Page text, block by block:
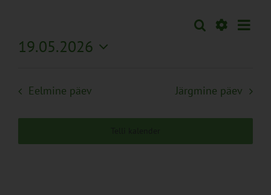
Sündmused
Navigation
Otsi Päev
19.05.2026
Eelmine päev Järgmine päev